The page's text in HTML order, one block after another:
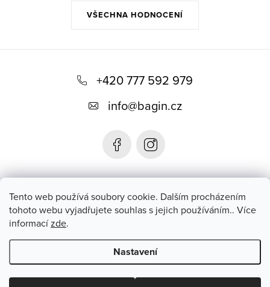
Tento web používá soubory cookie. Dalším procházením
tohoto webu vyjadřujete souhlas s jejich používáním.. Více
informacízde.
Nastavení
VŠECHNA HODNOCENÍ
+420 777 592 979
info@bagin.cz
Bagin.cz
Instagram
Copyright 2026Bagin.cz. Všechna práva vyhrazena.Upravit
nastavení cookies